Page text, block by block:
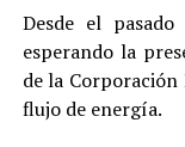
Desde el
esperando la
de la
flujo de energía.